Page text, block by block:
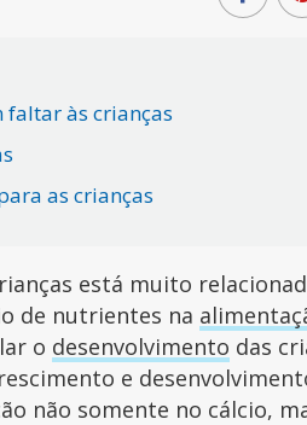
às crianças
as crianças
está muito
de nutrientes na
o desenvolvimento das
e
não somente no cálcio,